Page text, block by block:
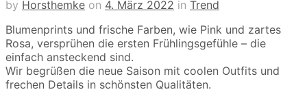
by Horsthemke on 4. März 2022 in Trend
Blumenprints und frische Farben, wie Pink und zartes
Rosa, versprühen die ersten Frühlingsgefühle – die
einfach ansteckend sind.
Wir begrüßen die neue Saison mit coolen Outfits und
frechen Details in schönsten Qualitäten.